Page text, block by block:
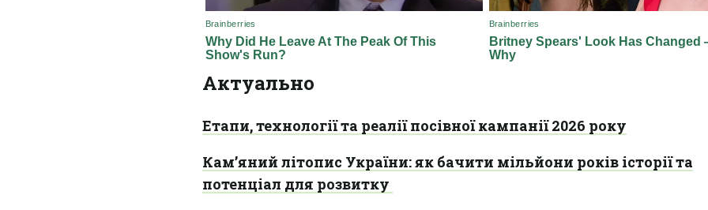
Актуально
Етапи, технології та реалії посівної кампанії 2026 року
Кам’яний літопис України: як бачити мільйони років історії та
потенціал для розвитку